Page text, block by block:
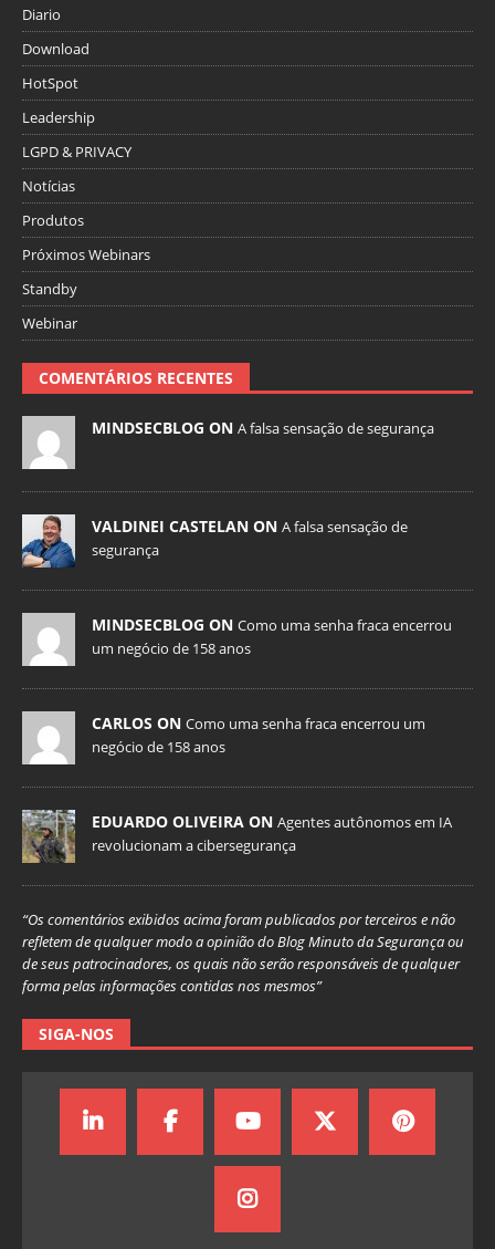
Diario
Download
HotSpot
Leadership
LGPD & PRIVACY
Notícias
Produtos
Próximos Webinars
Standby
Webinar
COMENTÁRIOS RECENTES
MINDSECBLOG ON A falsa sensação de segurança
VALDINEI CASTELAN ON A falsa sensação de
segurança
MINDSECBLOG ON Como uma senha fraca encerrou
um negócio de 158 anos
CARLOS ON Como uma senha fraca encerrou um
negócio de 158 anos
EDUARDO OLIVEIRA ON Agentes autônomos em IA
revolucionam a cibersegurança
“Os comentários exibidos acima foram publicados por terceiros e não
refletem de qualquer modo a opinião do Blog Minuto da Segurança ou
de seus patrocinadores, os quais não serão responsáveis de qualquer
forma pelas informações contidas nos mesmos”
SIGA-NOS